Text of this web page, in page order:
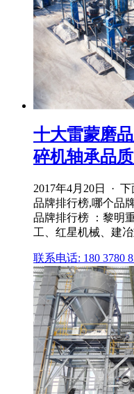
十大雷蒙磨
碎机轴承品
2017年4月20日 ·
品牌排行榜,哪个品
品牌排行榜 ：黎明
工、红星机械、建
联系电话: 180 3780